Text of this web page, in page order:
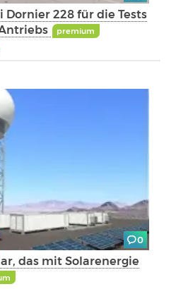
228 für die Tests
premium
0
das mit Solarenergie